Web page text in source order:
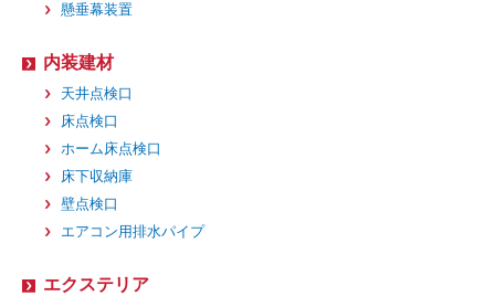
懸垂幕装置
内装建材
天井点検口
床点検口
ホーム床点検口
床下収納庫
壁点検口
エアコン用排水パイプ
エクステリア